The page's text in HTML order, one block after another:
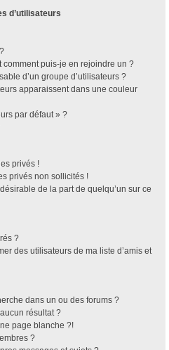
d’utilisateurs
comment puis-je en rejoindre un ?
d’un groupe d’utilisateurs ?
apparaissent dans une couleur
par défaut » ?
privés !
privés non sollicités !
de la part de quelqu’un sur ce
?
des utilisateurs de ma liste d’amis et
dans un ou des forums ?
résultat ?
page blanche ?!
?